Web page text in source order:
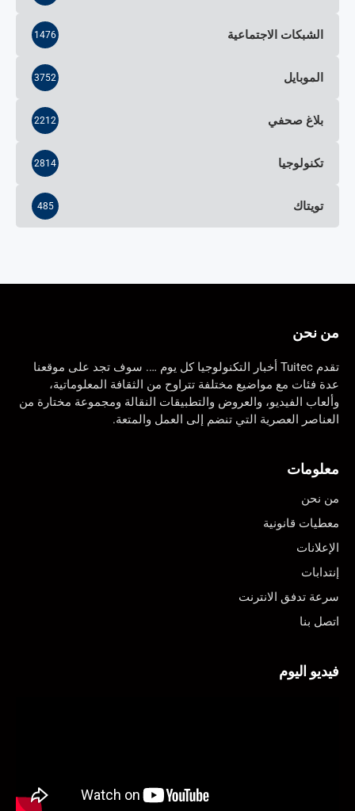
الشبكات الاجتماعية 1476
الموبايل 3752
بلاغ صحفي 2212
تكنولوجيا 2814
تويتاك 485
من نحن
تقدم Tuitec أخبار التكنولوجيا كل يوم …. سوف تجد على موقعنا
عدة فئات مع مواضيع مختلفة تتراوح من الثقافة المعلوماتية،
وألعاب الفيديو، والعروض والتطبيقات النقالة ومجموعة مختارة من
العناصر العصرية التي تنضم إلى العمل والمتعة.
معلومات
من نحن
معطيات قانونية
الإعلانات
إنتدابات
سرعة تدفق الانترنت
اتصل بنا
فيديو اليوم